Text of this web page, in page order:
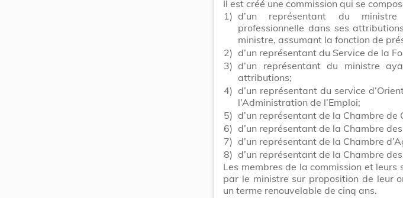
Il est créé une commission qui se
1) d’un représentant du
professionnelle dans ses
ministre, assumant la fonction de
2) d’un représentant du Service de la
3) d’un représentant du ministre
attributions;
4) d’un représentant du service
l’Administration de l’Emploi;
5) d’un représentant de la Chambre de
6) d’un représentant de la Chambre
7) d’un représentant de la Chambre
8) d’un représentant de la Chambre
Les membres de la commission et leurs
par le ministre sur proposition de leur
un terme renouvelable de cinq ans.